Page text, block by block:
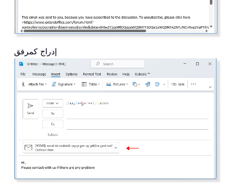
إدراج كمرفق